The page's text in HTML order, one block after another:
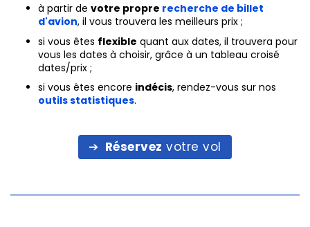
à partir de votre propre recherche de billet
d'avion, il vous trouvera les meilleurs prix ;
si vous êtes flexible quant aux dates, il trouvera pour
vous les dates à choisir, grâce à un tableau croisé
dates/prix ;
si vous êtes encore indécis, rendez-vous sur nos
outils statistiques.
Réservez votre vol